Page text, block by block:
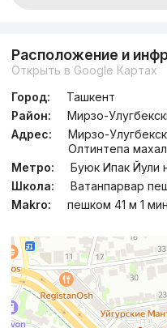
Расположение и
Открыть в Google Картах
Город:
Ташкент
Район:
Мирзо-
Адрес:
Мирзо-
Олтинтепа
Метро:
Буюк Ипак Йули
Школа:
Ватанпарвар
Makro:
пешком 41 м 1 мин